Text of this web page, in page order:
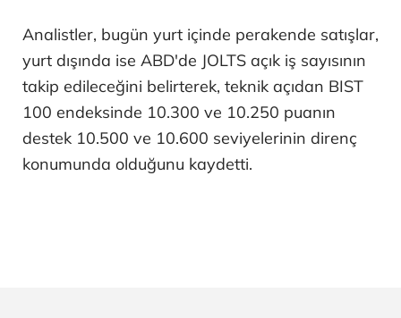
Analistler, bugün yurt içinde perakende satışlar,
yurt dışında ise ABD'de JOLTS açık iş sayısının
takip edileceğini belirterek, teknik açıdan BIST
100 endeksinde 10.300 ve 10.250 puanın
destek 10.500 ve 10.600 seviyelerinin direnç
konumunda olduğunu kaydetti.